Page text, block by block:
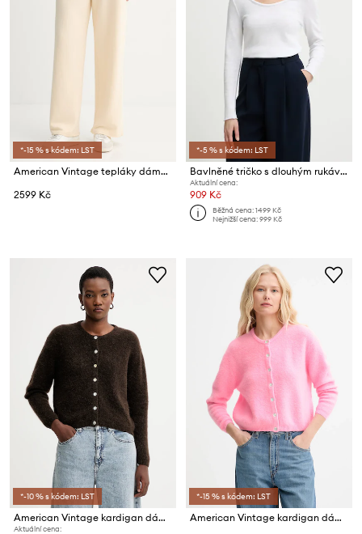
*-15 % s kódem: LST
American Vintage tepláky dámské bavlněné s elastanem
2599 Kč
*-5 % s kódem: LST
Bavlněné tričko s dlouhým rukávem American Vintage
Aktuální cena:
909 Kč
Běžná cena:1499 Kč
Nejnižší cena:999 Kč
*-10 % s kódem: LST
American Vintage kardigan dámský s vlnou GILET ML COL ROND
Aktuální cena:
*-15 % s kódem: LST
American Vintage kardigan dámský s vlnou GILET ML COL ROND